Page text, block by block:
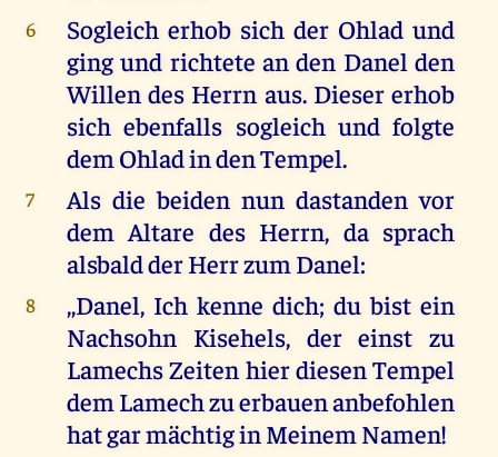
6
Sogleich erhob sich der Ohlad und
ging und richtete an den Danel den
Willen des Herrn aus. Dieser erhob
sich ebenfalls sogleich und folgte
dem Ohlad in den Tempel.
7
Als die beiden nun dastanden vor
dem Altare des Herrn, da sprach
alsbald der Herr zum Danel:
8
,,Danel, Ich kenne dich; du bist ein
Nachsohn Kisehels, der einst zu
Lamechs Zeiten hier diesen Tempel
dem Lamech zu erbauen anbefohlen
hat gar mächtig in Meinem Namen!